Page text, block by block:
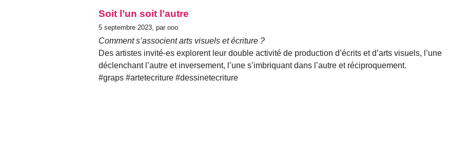
Soit l’un soit l’autre
5 septembre 2023, par ooo
Comment s’associent arts visuels et écriture ?
Des artistes invité-es explorent leur double activité de production d’écrits et d’arts visuels, l’une
déclenchant l’autre et inversement, l’une s’imbriquant dans l’autre et réciproquement.
#graps #artetecriture #dessinetecriture